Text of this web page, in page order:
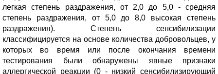
легкая степень раздражения, от 2,0 до 5,0 - средняя
степень раздражения, от 5,0 до 8,0 высокая степень
раздражения). Степень сенсибилизации
классифицируется на основе количества добровольцев, у
которых во время или после окончания времени
тестирования были обнаружены явные признаки
аллергической реакции (0 - низкий сенсибилизирующий